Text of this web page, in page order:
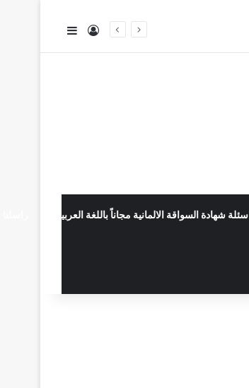
تسجيل الدخول
اسئلة شهادة السواقة الالمانية مجاناً باللغة العربية